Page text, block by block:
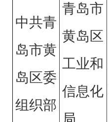
中共青
岛市黄
岛区委
组织部
青岛市
黄岛区
工业和
信息化
局